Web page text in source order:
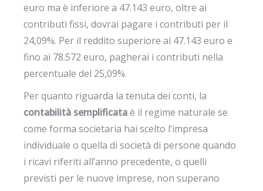
euro ma è inferiore a 47.143 euro, oltre ai
contributi fissi, dovrai pagare i contributi per il
24,09%. Per il reddito superiore ai 47.143 euro e
fino ai 78.572 euro, pagherai i contributi nella
percentuale del 25,09%.
Per quanto riguarda la tenuta dei conti, la
contabilità semplificataè il regime naturale se
come forma societaria hai scelto l’impresa
individuale o quella di società di persone quando
i ricavi riferiti all’anno precedente, o quelli
previsti per le nuove imprese, non superano